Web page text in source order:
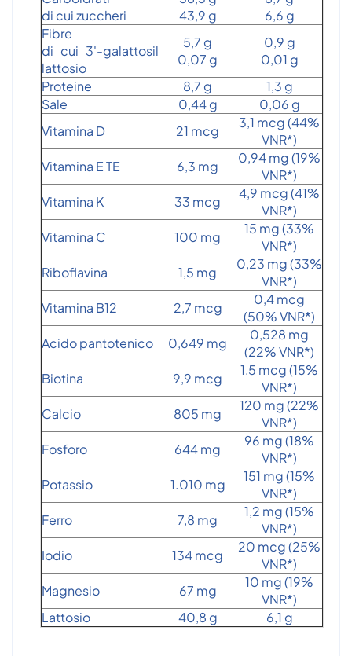
di cui zuccheri
43,9 g
6,6 g
Fibre
di cui 3'-galattosil
lattosio
5,7 g
0,07 g
0,9 g
0,01 g
Proteine
8,7 g
1,3 g
Sale
0,44 g
0,06 g
Vitamina D
21 mcg
3,1 mcg (44%
VNR*)
Vitamina E TE
6,3 mg
0,94 mg (19%
VNR*)
Vitamina K
33 mcg
4,9 mcg (41%
VNR*)
Vitamina C
100 mg
15 mg (33%
VNR*)
Riboflavina
1,5 mg
0,23 mg (33%
VNR*)
Vitamina B12
2,7 mcg
0,4 mcg
(50% VNR*)
Acido pantotenico
0,649 mg
0,528 mg
(22% VNR*)
Biotina
9,9 mcg
1,5 mcg (15%
VNR*)
Calcio
805 mg
120 mg (22%
VNR*)
Fosforo
644 mg
96 mg (18%
VNR*)
Potassio
1.010 mg
151 mg (15%
VNR*)
Ferro
7,8 mg
1,2 mg (15%
VNR*)
Iodio
134 mcg
20 mcg (25%
VNR*)
Magnesio
67 mg
10 mg (19%
VNR*)
Lattosio
40,8 g 6,1 g